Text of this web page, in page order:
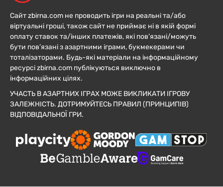
Сайт zbirna.com не проводить ігри на реальні та/або
віртуальні гроші, також сайт не приймає ні в якій формі
оплату ставок та/інших платежів, які пов’язані/можуть
бути пов’язані з азартними іграми, букмекерами чи
тоталізаторами. Будь-які матеріали на інформаційному
ресурсі zbirna.com публікуються виключно в
інформаційних цілях.
УЧАСТЬ В АЗАРТНИХ ІГРАХ МОЖЕ ВИКЛИКАТИ ІГРОВУ
ЗАЛЕЖНІСТЬ. ДОТРИМУЙТЕСЬ ПРАВИЛ (ПРИНЦИПІВ)
ВІДПОВІДАЛЬНОЇ ГРИ.